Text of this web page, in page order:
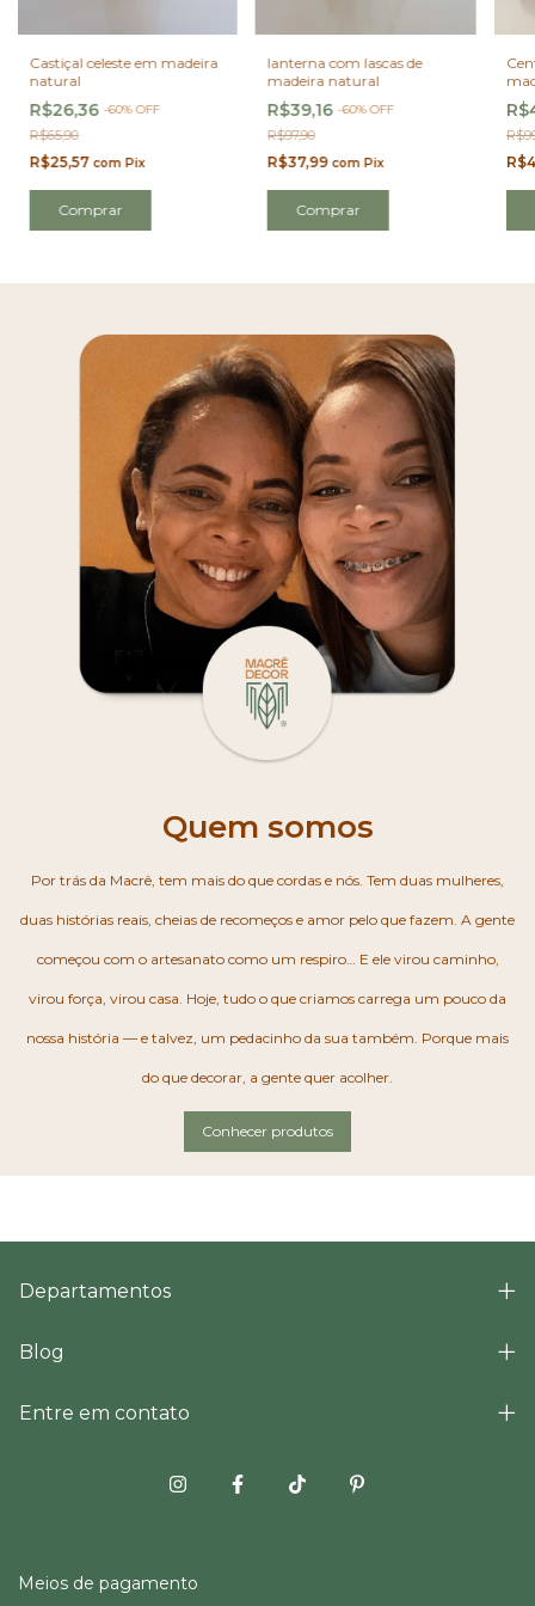
Castiçal celeste em madeira
natural
R$26,36 -60%OFF
R$65,90
R$25,57 com Pix
Comprar
lanterna com lascas de
madeira natural
R$39,16-60%OFF
R$97,90
R$37,99com Pix
Comprar
Quem somos
Por trás da Macrê, tem mais do que cordas e nós. Tem duas mulheres,
duas histórias reais, cheias de recomeços e amor pelo que fazem. A gente
começou com o artesanato como um respiro… E ele virou caminho,
virou força, virou casa. Hoje, tudo o que criamos carrega um pouco da
nossa história — e talvez, um pedacinho da sua também. Porque mais
do que decorar, a gente quer acolher.
Conhecer produtos
Departamentos
Blog
Entre em contato
Meios de pagamento